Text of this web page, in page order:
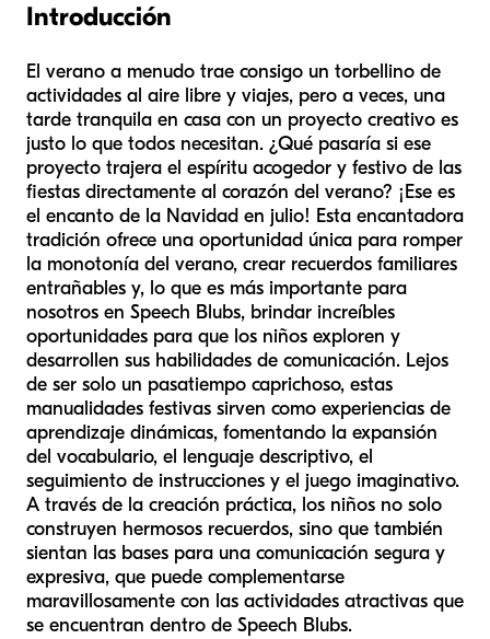
Introducción
El verano a menudo trae consigo un torbellino de
actividades al aire libre y viajes, pero a veces, una
tarde tranquila en casa con un proyecto creativo es
justo lo que todos necesitan. ¿Qué pasaría si ese
proyecto trajera el espíritu acogedor y festivo de las
fiestas directamente al corazón del verano? ¡Ese es
el encanto de la Navidad en julio! Esta encantadora
tradición ofrece una oportunidad única para romper
la monotonía del verano, crear recuerdos familiares
entrañables y, lo que es más importante para
nosotros en Speech Blubs, brindar increíbles
oportunidades para que los niños exploren y
desarrollen sus habilidades de comunicación. Lejos
de ser solo un pasatiempo caprichoso, estas
manualidades festivas sirven como experiencias de
aprendizaje dinámicas, fomentando la expansión
del vocabulario, el lenguaje descriptivo, el
seguimiento de instrucciones y el juego imaginativo.
A través de la creación práctica, los niños no solo
construyen hermosos recuerdos, sino que también
sientan las bases para una comunicación segura y
expresiva, que puede complementarse
maravillosamente con las actividades atractivas que
se encuentran dentro de Speech Blubs.